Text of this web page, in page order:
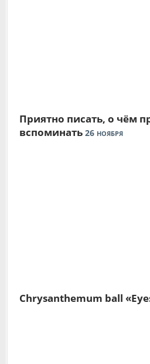
Приятно писать, о чём
вспоминать 26 НОЯБРЯ
Chrysanthemum ball